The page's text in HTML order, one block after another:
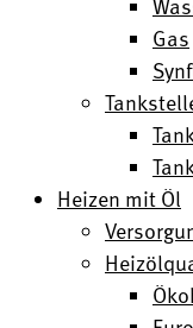
Gas
Heizen mit Öl